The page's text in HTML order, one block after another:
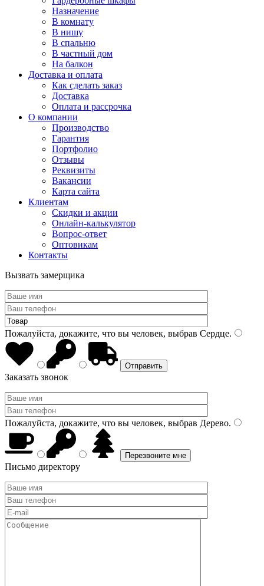
Назначение
В комнату
В нишу
В спальню
В частный дом
На балкон
Доставка и оплата
Как сделать заказ
Доставка
Оплата и рассрочка
О компании
Производство
Гарантия
Портфолио
Отзывы
Реквизиты
Вакансии
Карта сайта
Клиентам
Скидки и акции
Онлайн-калькулятор
Вопрос-ответ
Оптовикам
Контакты
Вызвать замерщика
Пожалуйста, докажите, что вы человек, выбрав Сердце.
Заказать звонок
Пожалуйста, докажите, что вы человек, выбрав Дерево.
Письмо директору